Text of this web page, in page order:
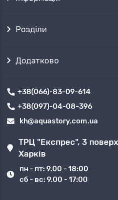
Розділи
Додатково
+38(066)-83-09-614
+38(097)-04-08-396
kh@aquastory.com.ua
ТРЦ "Експрес", 3
Харків
пн - пт: 9.00 - 18:00
сб - вс: 9.00 - 17:00